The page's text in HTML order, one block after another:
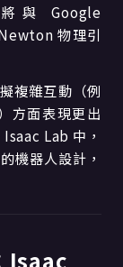
與 Google
物理引
複雜互動（例
方面表現更出
Lab 中，
機器人設計，
Isaac